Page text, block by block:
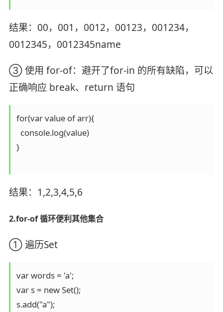
结果：00，001，0012，00123，001234，
0012345，0012345name
③ 使用 for-of：避开了for-in 的所有缺陷，可以
正确响应 break、return 语句
for(var value of arr){
  console.log(value)
}
结果：1,2,3,4,5,6
2.for-of 循环便利其他集合
① 遍历Set
var words = 'a';
var s = new Set();
s.add("a");